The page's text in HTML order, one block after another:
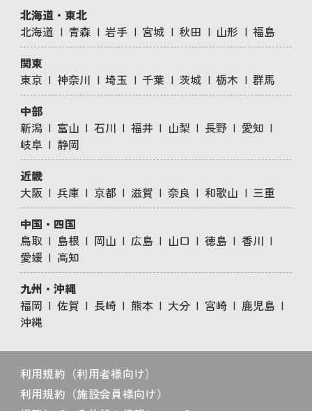
北海道・東北
北海道
青森 岩手 宮城 秋田 山形
福島
関東
東京
神奈川 埼玉 千葉 茨城 栃木
群馬
中部
新潟
富山 石川 福井 山梨 長野
愛知
岐阜
静岡
近畿
大阪
兵庫 京都 滋賀 奈良 和歌山
三重
中国・四国
鳥取
島根 岡山 広島 山口 徳島
香川
愛媛
高知
九州・沖縄
福岡
佐賀 長崎 熊本 大分 宮崎
鹿児島
沖縄
利用規約（利用者様向け）
利用規約（施設会員様向け）